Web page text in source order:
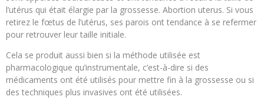
l’utérus qui était élargie par la grossesse. Abortion uterus. Si vous
retirez le fœtus de l’utérus, ses parois ont tendance à se refermer
pour retrouver leur taille initiale.
Cela se produit aussi bien si la méthode utilisée est
pharmacologique qu’instrumentale, c’est-à-dire si des
médicaments ont été utilisés pour mettre fin à la grossesse ou si
des techniques plus invasives ont été utilisées.